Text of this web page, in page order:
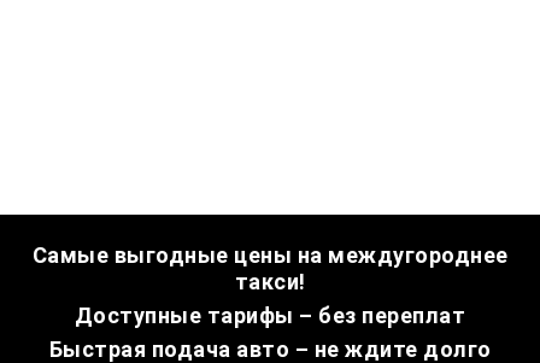
Самые выгодные цены на междугороднее
такси!
Доступные тарифы – без переплат
Быстрая подача авто – не ждите долго